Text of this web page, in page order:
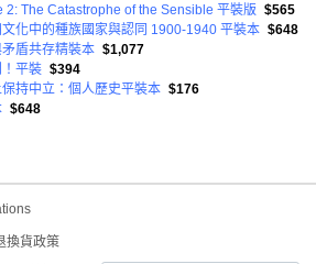
2: The Catastrophe of the Sensible 平裝版 $565
化中的種族國家與認同 1900-1940 平裝本 $648
盾共存精裝本 $1,077
平裝 $394
持中立：個人歷史平裝本 $176
$648
換貨政策